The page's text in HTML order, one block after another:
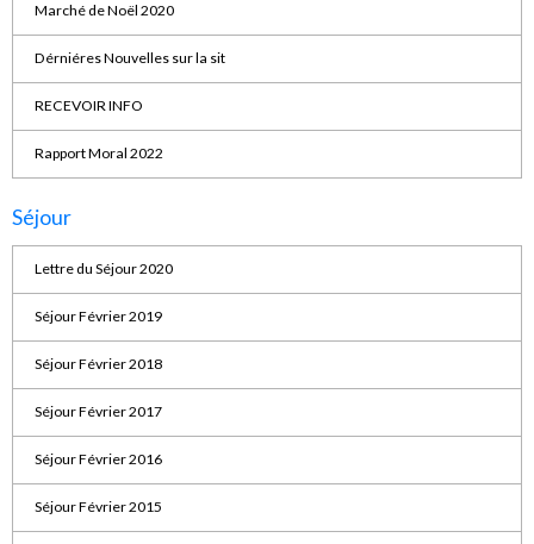
Marché de Noël 2020
Dérniéres Nouvelles sur la sit
RECEVOIR INFO
Rapport Moral 2022
Séjour
Lettre du Séjour 2020
Séjour Février 2019
Séjour Février 2018
Séjour Février 2017
Séjour Février 2016
Séjour Février 2015